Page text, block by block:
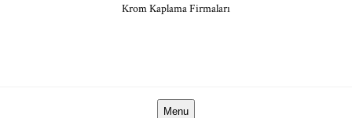
Krom Kaplama Firmaları
Menu